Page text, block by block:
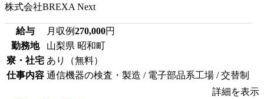
株式会社BREXA Next
給与 月収例270,000円
勤務地
山梨県 昭和町
寮・社宅 あり（無料）
仕事内容 通信機器の検査・製造 / 電子部品系工場 / 交替制
詳細を表示